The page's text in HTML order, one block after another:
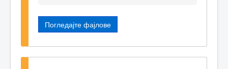
Погледајте фајлове